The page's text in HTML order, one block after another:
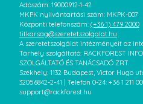
Adószám: 19000912-1-42
MKPK nyilvántartási szám: MKPK-007
Központi telefonszám: (+36 1) 479 2000
titkarsag@szeretetszolgalat.hu
A szeretetszolgálat intézményeit az
Tárhely szolgáltató: RACKFOREST
SZOLGÁLTATÓ ÉS TANÁCSADÓ ZRT.
Székhely: 1132 Budapest, Victor Hugo
32056842-2-41 | Telefon 0-24: +36 1
support@rackforest.hu